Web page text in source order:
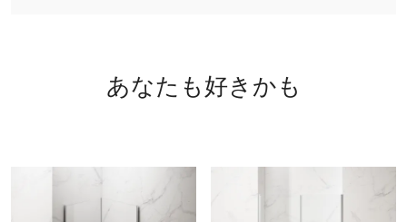
あなたも好きかも